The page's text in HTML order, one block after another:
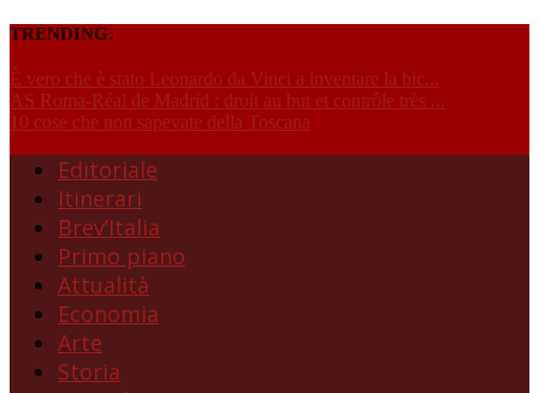
TRENDING:
È vero che è stato Leonardo da Vinci a inventare la bic...
AS Roma-Réal de Madrid : droit au but et contrôle très ...
10 cose che non sapevate della Toscana
Editoriale
Itinerari
Brev’Italia
Primo piano
Attualità
Economia
Arte
Storia